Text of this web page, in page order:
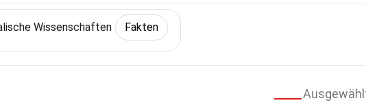
Wissenschaften Fakten